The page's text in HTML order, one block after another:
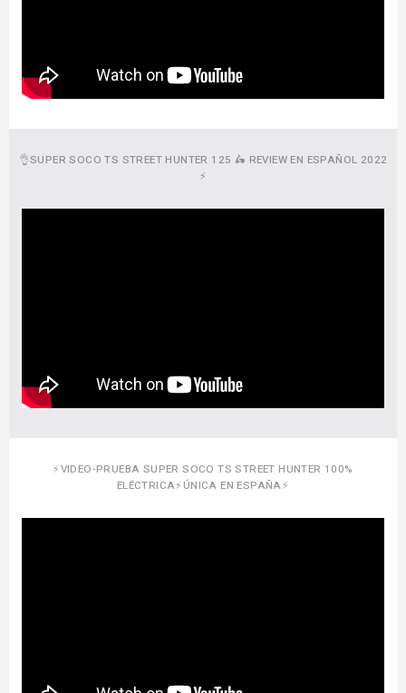
👌SUPER SOCO TS STREET HUNTER 125 🛵 REVIEW EN ESPAÑOL 2022
⚡️
⚡️VIDEO-PRUEBA SUPER SOCO TS STREET HUNTER 100%
ELÉCTRICA⚡️ÚNICA EN ESPAÑA⚡️